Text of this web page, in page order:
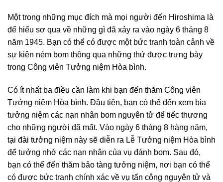
Một trong những mục đích mà mọi người đến Hiroshima là
để hiểu sơ qua về những gì đã xảy ra vào ngày 6 tháng 8
năm 1945. Bạn có thể có được một bức tranh toàn cảnh về
sự kiện ném bom thông qua những thứ được trưng bày
trong Công viên Tưởng niệm Hòa bình.
Có ít nhất ba điều cần làm khi bạn đến thăm Công viên
Tưởng niệm Hòa bình. Đầu tiên, bạn có thể đến xem bia
tưởng niệm các nạn nhân bom nguyên tử để tiếc thương
cho những người đã mất. Vào ngày 6 tháng 8 hàng năm,
tại đài tưởng niệm này sẽ diễn ra Lễ Tưởng niệm Hòa bình
để tưởng nhớ các nạn nhân của vụ đánh bom. Sau đó,
bạn có thể đến thăm bảo tàng tưởng niệm, nơi bạn có thể
có được bức tranh chính xác về vụ tấn công nguyên tử và